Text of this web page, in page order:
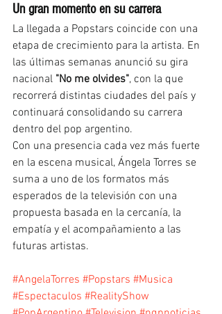
Un gran momento en su carrera
La llegada a Popstars coincide con una
etapa de crecimiento para la artista. En
las últimas semanas anunció su gira
nacional "No me olvides", con la que
recorrerá distintas ciudades del país y
continuará consolidando su carrera
dentro del pop argentino.
Con una presencia cada vez más fuerte
en la escena musical, Ángela Torres se
suma a uno de los formatos más
esperados de la televisión con una
propuesta basada en la cercanía, la
empatía y el acompañamiento a las
futuras artistas.
#AngelaTorres #Popstars #Musica
#Espectaculos #RealityShow